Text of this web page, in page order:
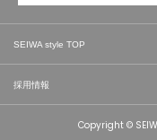
SEIWA style TOP
採用情報
Copyright ©